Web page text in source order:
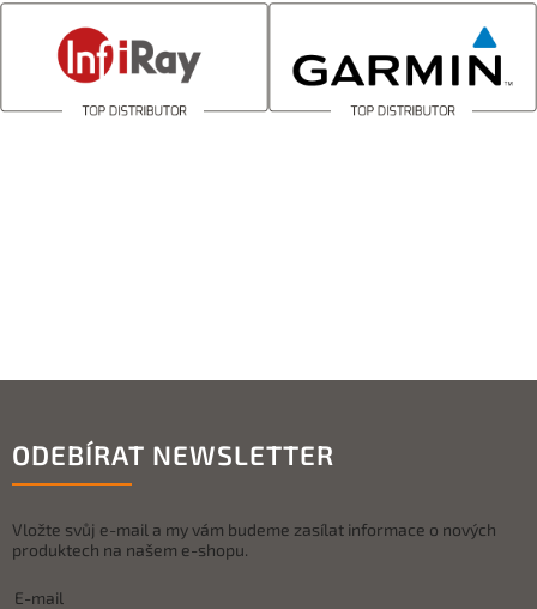
ODEBÍRAT NEWSLETTER
Vložte svůj e-mail a my vám budeme zasílat informace o nových
produktech na našem e-shopu.
E-mail